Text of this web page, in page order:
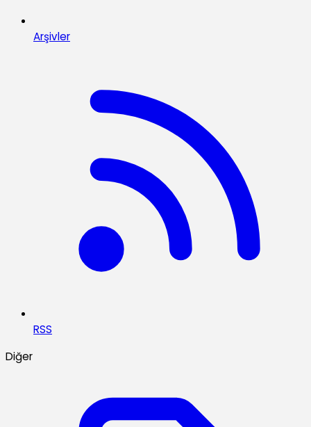
Arşivler
RSS
Diğer